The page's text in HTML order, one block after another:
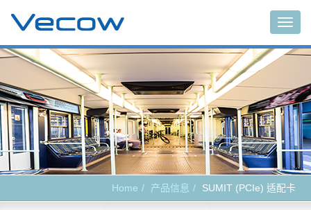
Home 产品信息 SUMIT (PCIe) 适配卡